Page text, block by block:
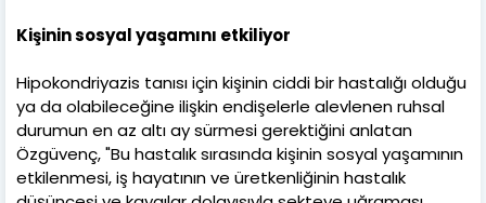
Kişinin sosyal yaşamını etkiliyor
Hipokondriyazis tanısı için kişinin ciddi bir hastalığı olduğu
ya da olabileceğine ilişkin endişelerle alevlenen ruhsal
durumun en az altı ay sürmesi gerektiğini anlatan
Özgüvenç, "Bu hastalık sırasında kişinin sosyal yaşamının
etkilenmesi, iş hayatının ve üretkenliğinin hastalık